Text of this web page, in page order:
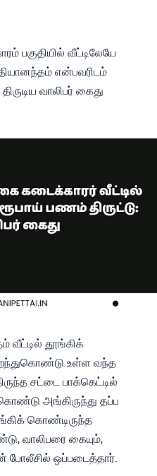
பகுதியில் வீட்டிலேயே
என்பவரிடம்
வாலிபர் கைது
வீட்டில் தூங்கிக்
உள்ள வந்த
சட்டை பாக்கெட்டில்
அங்கிருந்து தப்ப
கொண்டிருந்த
வாலிபரை கையும்,
போலீசில் ஒப்படைத்தார்.